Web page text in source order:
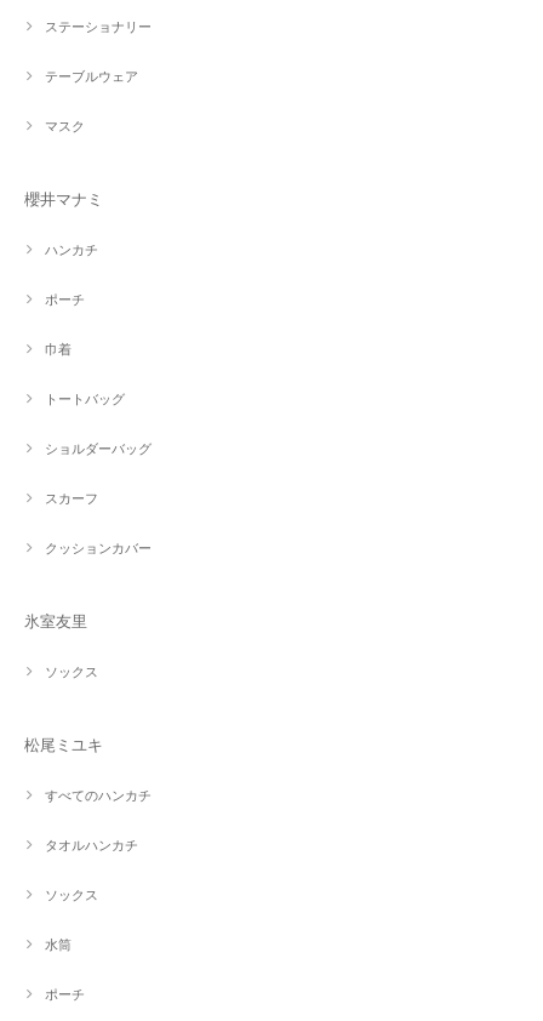
ステーショナリー
テーブルウェア
マスク
櫻井マナミ
ハンカチ
ポーチ
巾着
トートバッグ
ショルダーバッグ
スカーフ
クッションカバー
氷室友里
ソックス
松尾ミユキ
すべてのハンカチ
タオルハンカチ
ソックス
水筒
ポーチ